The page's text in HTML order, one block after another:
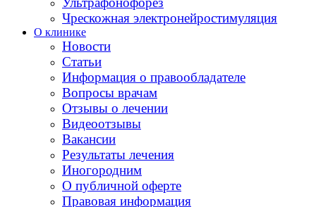
Чрескожная электронейростимуляция
О клинике
Новости
Статьи
Информация о правообладателе
Вопросы врачам
Отзывы о лечении
Видеоотзывы
Вакансии
Результаты лечения
Иногородним
О публичной оферте
Правовая информация